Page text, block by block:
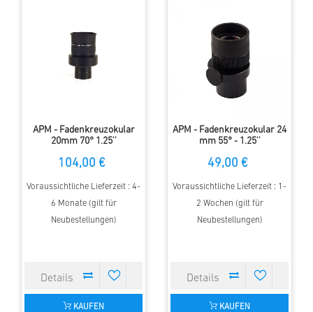
APM - Fadenkreuzokular
20mm 70° 1.25''
104,00 €
Voraussichtliche Lieferzeit : 4-
6 Monate (gilt für
Neubestellungen)
KAUFEN
APM - Fadenkreuzokular 24
mm 55° - 1.25''
49,00 €
Voraussichtliche Lieferzeit : 1-
2 Wochen (gilt für
Neubestellungen)
KAUFEN